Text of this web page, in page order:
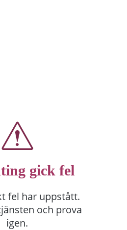
gick fel
fel har uppstått.
och prova
igen.